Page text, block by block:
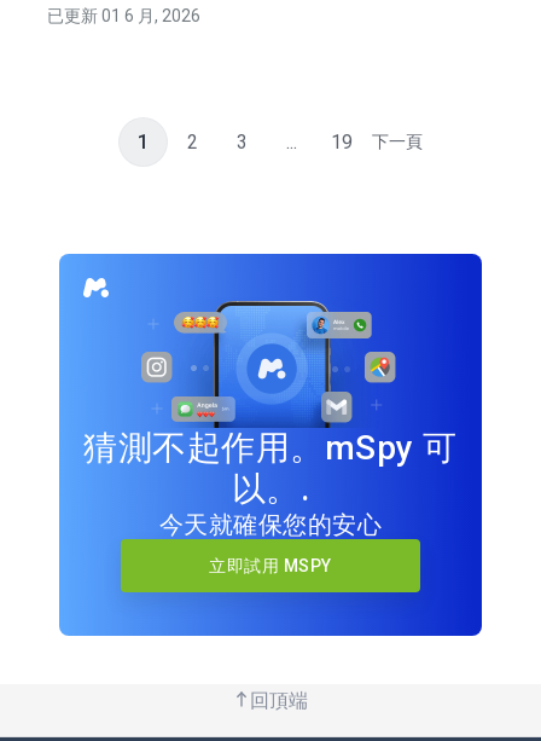
已更新 01 6 月, 2026
1 2 3 ... 19 下一頁
猜測不起作用。mSpy 可
以。.
今天就確保您的安心
立即試用 MSPY
回頂端